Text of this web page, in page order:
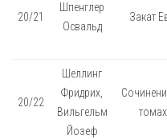
20/21
Шпенглер
Освальд
Закат
20/22
Шеллинг
Фридрих,
Вильгельм
Йозеф